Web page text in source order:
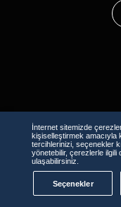
İnternet sitemizde
kişiselleştirmek amacıyla
tercihlerinizi, seçenekler
yönetebilir, çerezlerle ilgili
ulaşabilirsiniz.
Seçenekler